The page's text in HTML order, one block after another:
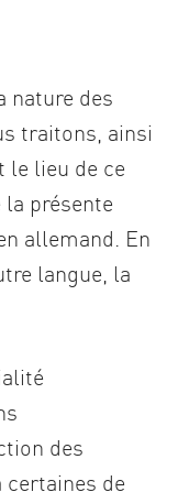
nature des
traitons, ainsi
le lieu de ce
présente
allemand. En
langue, la
des
certaines de